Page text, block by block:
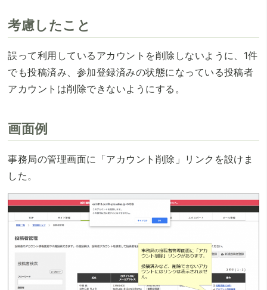
考慮したこと
誤って利用しているアカウントを削除しないように、1件
でも投稿済み、参加登録済みの状態になっている投稿者
アカウントは削除できないようにする。
画面例
事務局の管理画面に「アカウント削除」リンクを設けま
した。